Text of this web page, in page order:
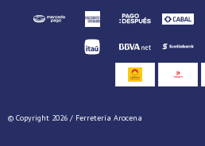
© Copyright 2026 / Ferretería Arocena